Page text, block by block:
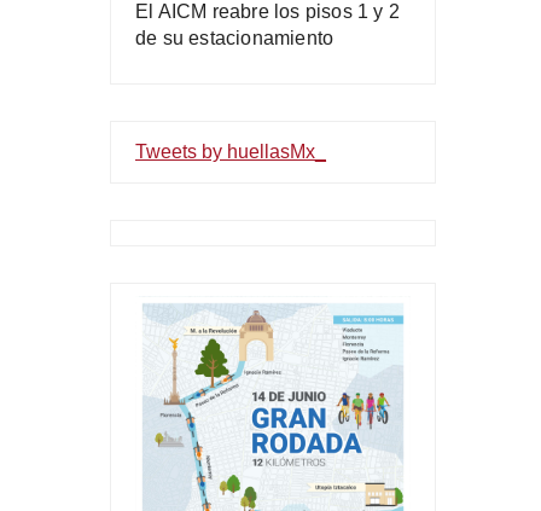
El AICM reabre los pisos 1 y 2
de su estacionamiento
Tweets by huellasMx_